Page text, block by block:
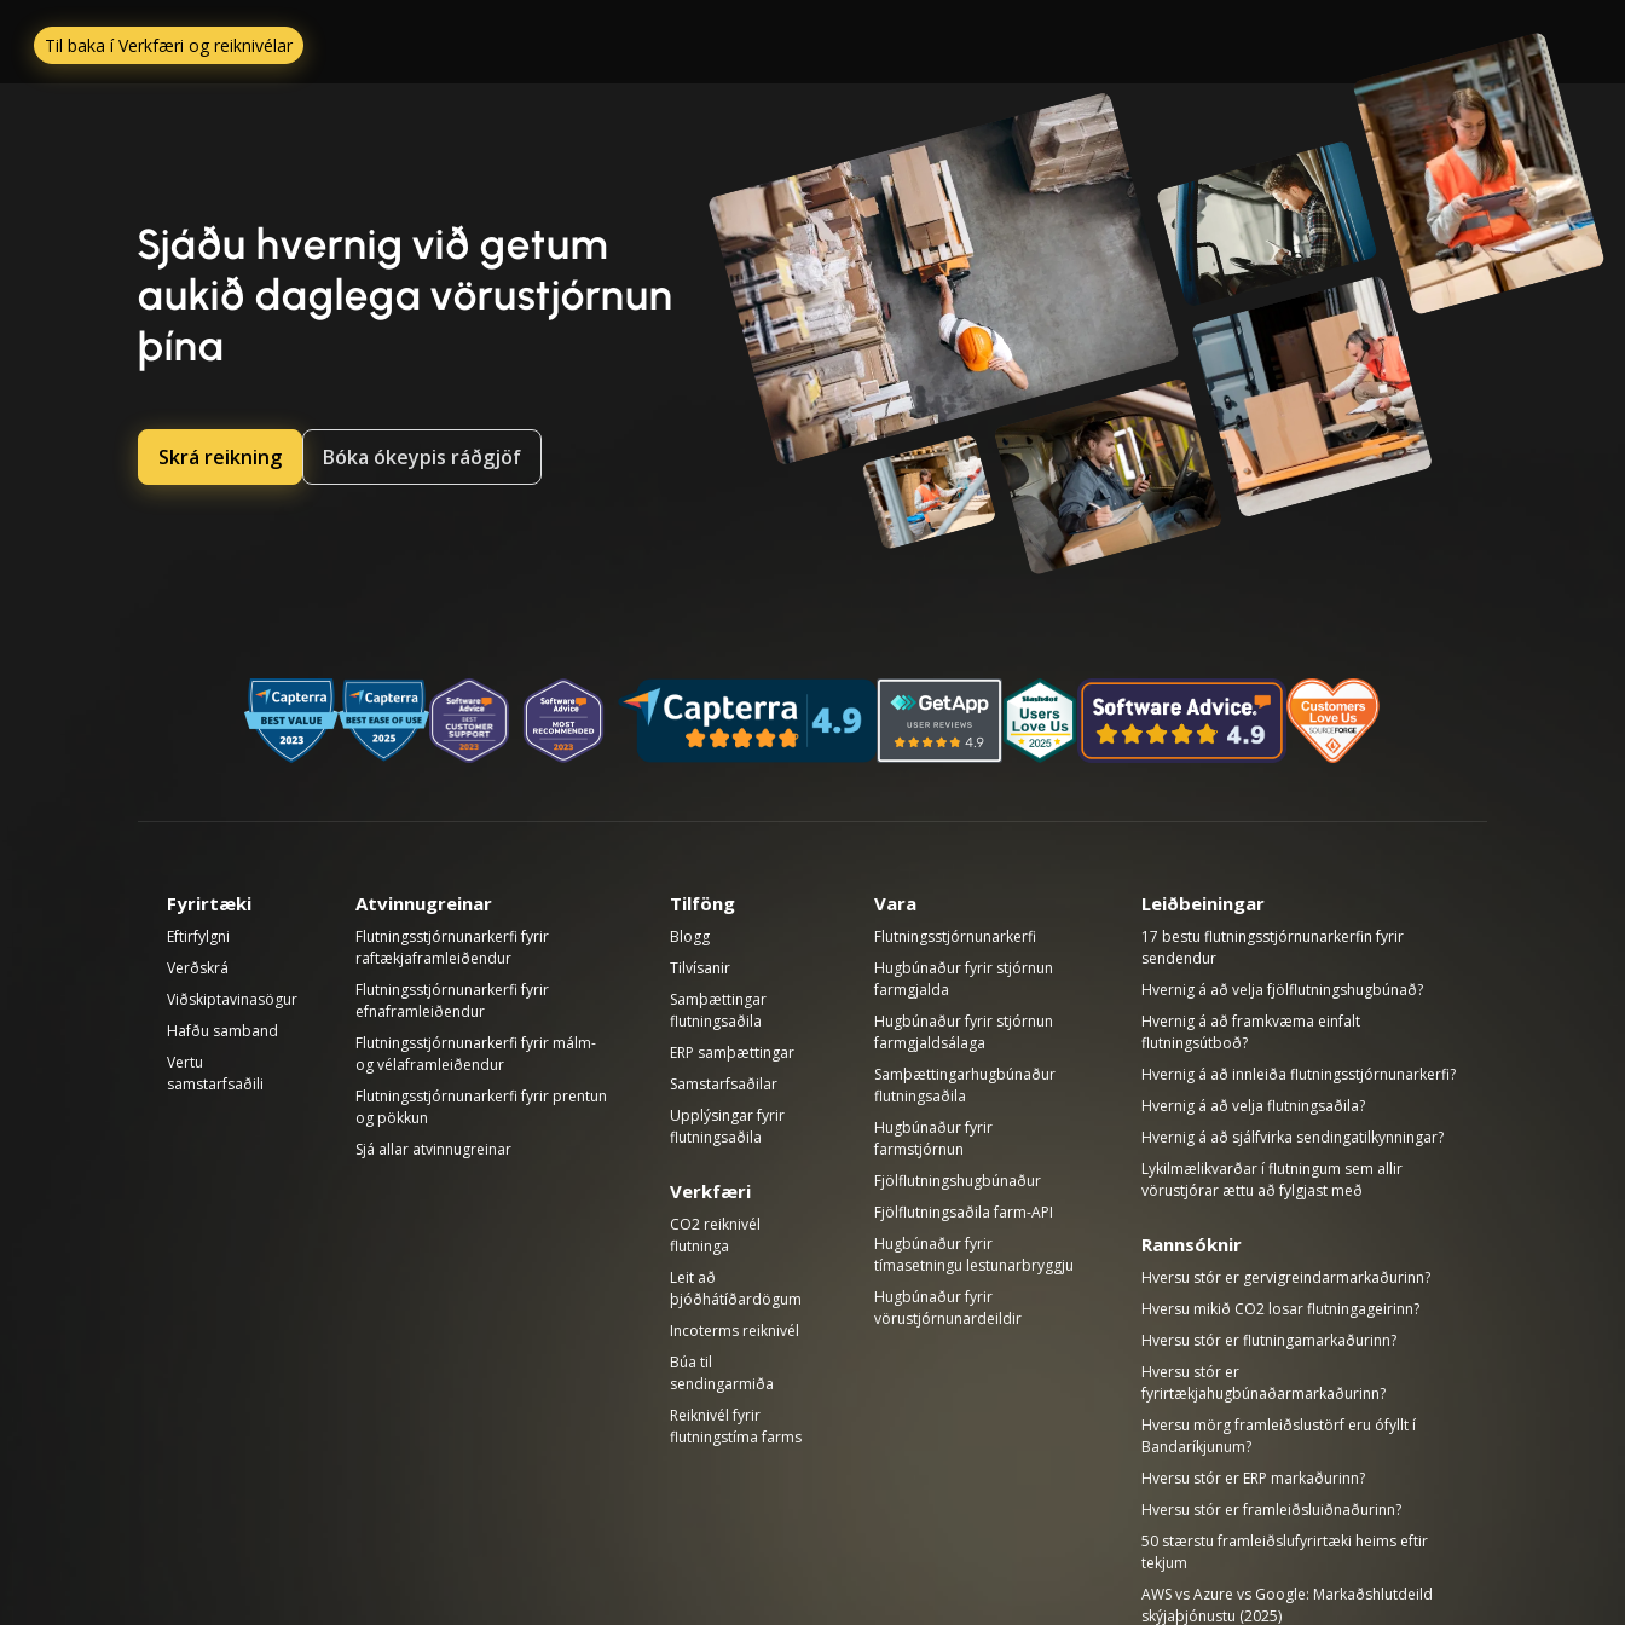
Til baka í Verkfæri og reiknivélar
Sjáðu hvernig við getum
aukið daglega vörustjórnun
þína
Skrá reikning Bóka ókeypis ráðgjöf
Fyrirtæki
Eftirfylgni
Verðskrá
Viðskiptavinasögur
Hafðu samband
Vertu
samstarfsaðili
Atvinnugreinar
Flutningsstjórnunarkerfi fyrir
raftækjaframleiðendur
Flutningsstjórnunarkerfi fyrir
efnaframleiðendur
Flutningsstjórnunarkerfi fyrir málm-
og vélaframleiðendur
Flutningsstjórnunarkerfi fyrir prentun
og pökkun
Sjá allar atvinnugreinar
Tilföng
Blogg
Tilvísanir
Samþættingar
flutningsaðila
ERP samþættingar
Samstarfsaðilar
Upplýsingar fyrir
flutningsaðila
Verkfæri
CO2 reiknivél
flutninga
Leit að
þjóðhátíðardögum
Incoterms reiknivél
Búa til
sendingarmiða
Reiknivél fyrir
flutningstíma farms
Vara
Flutningsstjórnunarkerfi
Hugbúnaður fyrir stjórnun
farmgjalda
Hugbúnaður fyrir stjórnun
farmgjaldsálaga
Samþættingarhugbúnaður
flutningsaðila
Hugbúnaður fyrir
farmstjórnun
Fjölflutningshugbúnaður
Fjölflutningsaðila farm-API
Hugbúnaður fyrir
tímasetningu lestunarbryggju
Hugbúnaður fyrir
vörustjórnunardeildir
Leiðbeiningar
17 bestu flutningsstjórnunarkerfin fyrir
sendendur
Hvernig á að velja fjölflutningshugbúnað?
Hvernig á að framkvæma einfalt
flutningsútboð?
Hvernig á að innleiða flutningsstjórnunarkerfi?
Hvernig á að velja flutningsaðila?
Hvernig á að sjálfvirka sendingatilkynningar?
Lykilmælikvarðar í flutningum sem allir
vörustjórar ættu að fylgjast með
Rannsóknir
Hversu stór er gervigreindarmarkaðurinn?
Hversu mikið CO2 losar flutningageirinn?
Hversu stór er flutningamarkaðurinn?
Hversu stór er
fyrirtækjahugbúnaðarmarkaðurinn?
Hversu mörg framleiðslustörf eru ófyllt í
Bandaríkjunum?
Hversu stór er ERP markaðurinn?
Hversu stór er framleiðsluiðnaðurinn?
50 stærstu framleiðslufyrirtæki heims eftir
tekjum
AWS vs Azure vs Google: Markaðshlutdeild
skýjaþjónustu (2025)